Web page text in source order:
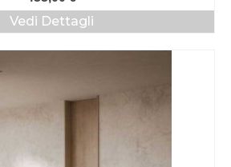
Vedi Dettagli